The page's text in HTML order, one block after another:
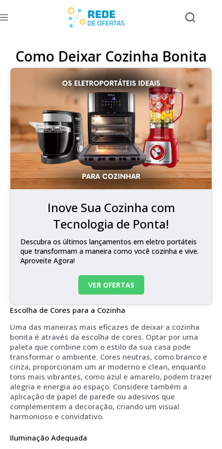
Como Deixar Cozinha Bonita
Inove Sua Cozinha com
Tecnologia de Ponta!
Descubra os últimos lançamentos em eletro portáteis
que transformam a maneira como você cozinha e vive.
Aproveite Agora!
VER OFERTAS
Escolha de Cores para a Cozinha
Uma das maneiras mais eficazes de deixar a cozinha
bonita é através da escolha de cores. Optar por uma
paleta que combine com o estilo da sua casa pode
transformar o ambiente. Cores neutras, como branco e
cinza, proporcionam um ar moderno e clean, enquanto
tons mais vibrantes, como azul e amarelo, podem trazer
alegria e energia ao espaço. Considere também a
aplicação de papel de parede ou adesivos que
complementem a decoração, criando um visual
harmonioso e convidativo.
Iluminação Adequada